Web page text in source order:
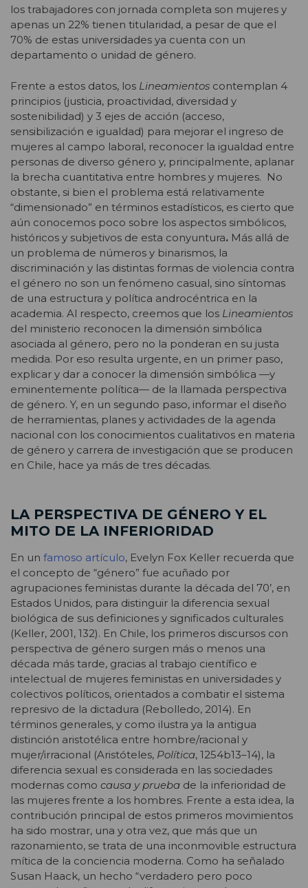
los trabajadores con jornada completa son mujeres y
apenas un 22% tienen titularidad, a pesar de que el
70% de estas universidades ya cuenta con un
departamento o unidad de género.
Frente a estos datos, los Lineamientos contemplan 4
principios (justicia, proactividad, diversidad y
sostenibilidad) y 3 ejes de acción (acceso,
sensibilización e igualdad) para mejorar el ingreso de
mujeres al campo laboral, reconocer la igualdad entre
personas de diverso género y, principalmente, aplanar
la brecha cuantitativa entre hombres y mujeres. No
obstante, si bien el problema está relativamente
“dimensionado” en términos estadísticos, es cierto que
aún conocemos poco sobre los aspectos simbólicos,
históricos y subjetivos de esta conyuntura. Más allá de
un problema de números y binarismos, la
discriminación y las distintas formas de violencia contra
el género no son un fenómeno casual, sino síntomas
de una estructura y política androcéntrica en la
academia. Al respecto, creemos que los Lineamientos
del ministerio reconocen la dimensión simbólica
asociada al género, pero no la ponderan en su justa
medida. Por eso resulta urgente, en un primer paso,
explicar y dar a conocer la dimensión simbólica —y
eminentemente política— de la llamada perspectiva
de género. Y, en un segundo paso, informar el diseño
de herramientas, planes y actividades de la agenda
nacional con los conocimientos cualitativos en materia
de género y carrera de investigación que se producen
en Chile, hace ya más de tres décadas.
LA PERSPECTIVA DE GÉNERO Y EL
MITO DE LA INFERIORIDAD
En un famoso artículo, Evelyn Fox Keller recuerda que
el concepto de “género” fue acuñado por
agrupaciones feministas durante la década del 70’, en
Estados Unidos, para distinguir la diferencia sexual
biológica de sus definiciones y significados culturales
(Keller, 2001, 132). En Chile, los primeros discursos con
perspectiva de género surgen más o menos una
década más tarde, gracias al trabajo científico e
intelectual de mujeres feministas en universidades y
colectivos políticos, orientados a combatir el sistema
represivo de la dictadura (Rebolledo, 2014). En
términos generales, y como ilustra ya la antigua
distinción aristotélica entre hombre/racional y
mujer/irracional (Aristóteles, Política, 1254b13–14), la
diferencia sexual es considerada en las sociedades
modernas como causa y prueba de la inferioridad de
las mujeres frente a los hombres. Frente a esta idea, la
contribución principal de estos primeros movimientos
ha sido mostrar, una y otra vez, que más que un
razonamiento, se trata de una inconmovible estructura
mítica de la conciencia moderna. Como ha señalado
Susan Haack, un hecho “verdadero pero poco